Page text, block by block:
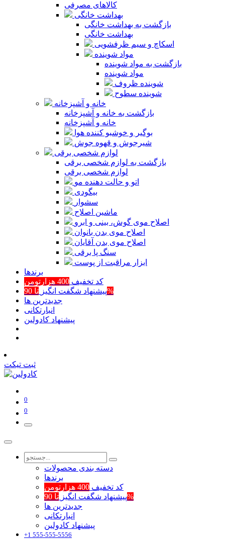
کالاهای مصرفی
بهداشت خانگی
بازگشت به بهداشت خانگی
بهداشت خانگی
اسکاچ و سیم ظرفشویی
مواد شوینده
بازگشت به مواد شوینده
مواد شوینده
شوینده ظروف
شوینده سطوح
خانه و آشپزخانه
بازگشت به خانه و آشپزخانه
خانه و آشپزخانه
بوگیر و خوشبو کننده هوا
شیرجوش و قهوه جوش
لوازم شخصی برقی
بازگشت به لوازم شخصی برقی
لوازم شخصی برقی
اتو و حالت دهنده مو
بیگودی
سشوار
ماشین اصلاح
اصلاح موی گوش، بینی و ابرو
اصلاح موی بدن بانوان
اصلاح موی بدن آقایان
سنگ پا برقی
ابزار مراقبت از پوست
برند‌ها
کد تخفیف 400 هزارتومن
پیشنهاد شگفت انگیزتا 90%
جدیدترین ها
انبارتکانی
پیشنهاد کادولین
ثبت تیکت
0
0
دسته بندی محصولات
برند‌ها
کد تخفیف 400 هزارتومن
پیشنهاد شگفت انگیزتا 90%
جدیدترین ها
انبارتکانی
پیشنهاد کادولین
+1 555-555-5556